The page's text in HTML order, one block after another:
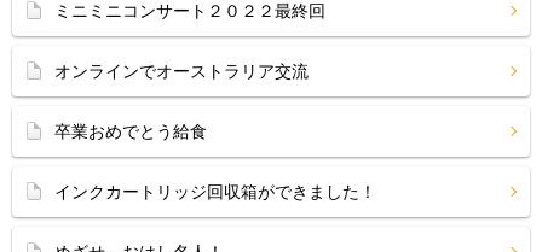
ミニミニコンサート２０２２最終回
オンラインでオーストラリア交流
卒業おめでとう給食
インクカートリッジ回収箱ができました！